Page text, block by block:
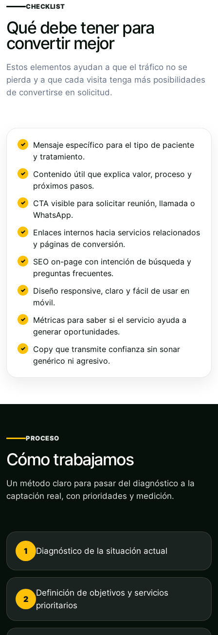
CHECKLIST
Qué debe tener para
convertir mejor
Estos elementos ayudan a que el tráfico no se
pierda y a que cada visita tenga más posibilidades
de convertirse en solicitud.
Mensaje específico para el tipo de paciente
y tratamiento.
Contenido útil que explica valor, proceso y
próximos pasos.
CTA visible para solicitar reunión, llamada o
WhatsApp.
Enlaces internos hacia servicios relacionados
y páginas de conversión.
SEO on-page con intención de búsqueda y
preguntas frecuentes.
Diseño responsive, claro y fácil de usar en
móvil.
Métricas para saber si el servicio ayuda a
generar oportunidades.
Copy que transmite confianza sin sonar
genérico ni agresivo.
PROCESO
Cómo trabajamos
Un método claro para pasar del diagnóstico a la
captación real, con prioridades y medición.
1 Diagnóstico de la situación actual
2
Definición de objetivos y servicios
prioritarios